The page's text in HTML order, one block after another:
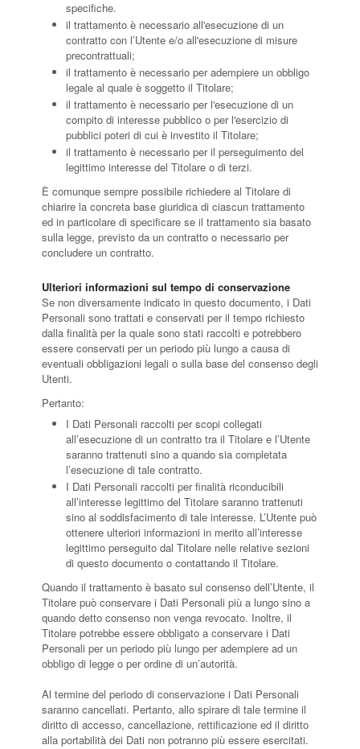
specifiche.
il trattamento è necessario all'esecuzione di un
contratto con l’Utente e/o all'esecuzione di misure
precontrattuali;
il trattamento è necessario per adempiere un obbligo
legale al quale è soggetto il Titolare;
il trattamento è necessario per l'esecuzione di un
compito di interesse pubblico o per l'esercizio di
pubblici poteri di cui è investito il Titolare;
il trattamento è necessario per il perseguimento del
legittimo interesse del Titolare o di terzi.
È comunque sempre possibile richiedere al Titolare di
chiarire la concreta base giuridica di ciascun trattamento
ed in particolare di specificare se il trattamento sia basato
sulla legge, previsto da un contratto o necessario per
concludere un contratto.
Ulteriori informazioni sul tempo di conservazione
Se non diversamente indicato in questo documento, i Dati
Personali sono trattati e conservati per il tempo richiesto
dalla finalità per la quale sono stati raccolti e potrebbero
essere conservati per un periodo più lungo a causa di
eventuali obbligazioni legali o sulla base del consenso degli
Utenti.
Pertanto:
I Dati Personali raccolti per scopi collegati
all’esecuzione di un contratto tra il Titolare e l’Utente
saranno trattenuti sino a quando sia completata
l’esecuzione di tale contratto.
I Dati Personali raccolti per finalità riconducibili
all’interesse legittimo del Titolare saranno trattenuti
sino al soddisfacimento di tale interesse. L’Utente può
ottenere ulteriori informazioni in merito all’interesse
legittimo perseguito dal Titolare nelle relative sezioni
di questo documento o contattando il Titolare.
Quando il trattamento è basato sul consenso dell’Utente, il
Titolare può conservare i Dati Personali più a lungo sino a
quando detto consenso non venga revocato. Inoltre, il
Titolare potrebbe essere obbligato a conservare i Dati
Personali per un periodo più lungo per adempiere ad un
obbligo di legge o per ordine di un’autorità.
Al termine del periodo di conservazione i Dati Personali
saranno cancellati. Pertanto, allo spirare di tale termine il
diritto di accesso, cancellazione, rettificazione ed il diritto
alla portabilità dei Dati non potranno più essere esercitati.